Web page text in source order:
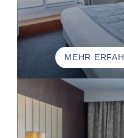
MEHR
STARTSEITE
UNTERKUNFT
THALASSO
RESTAURANT
SEMINAR
AKTIVITÄTEN
FOTODALERY